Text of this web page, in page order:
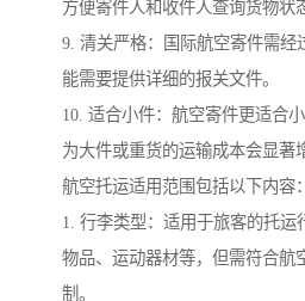
方便寄件人和收件人查询货物状
9. 清关严格：国际航空寄件需经
能需要提供详细的报关文件。
10. 适合小件：航空寄件更适合
为大件或重货的运输成本会显著
航空托运适用范围包括以下内容：
1. 行李类型：适用于旅客的托运
物品、运动器材等，但需符合航
制。